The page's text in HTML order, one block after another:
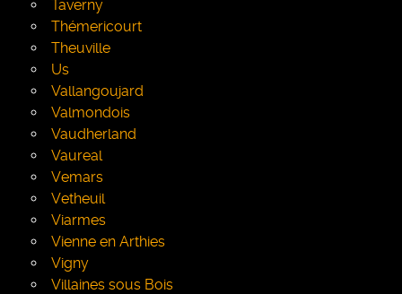
Taverny
Thémericourt
Theuville
Us
Vallangoujard
Valmondois
Vaudherland
Vaureal
Vemars
Vetheuil
Viarmes
Vienne en Arthies
Vigny
Villaines sous Bois